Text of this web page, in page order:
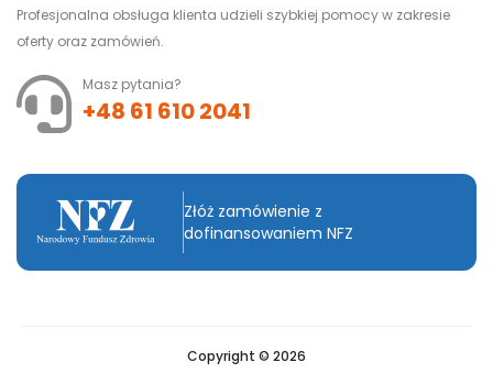
Profesjonalna obsługa klienta udzieli szybkiej pomocy w zakresie
oferty oraz zamówień.
Masz pytania?
+48 61 610 2041
Złóż zamówienie z
dofinansowaniem NFZ
Copyright © 2026